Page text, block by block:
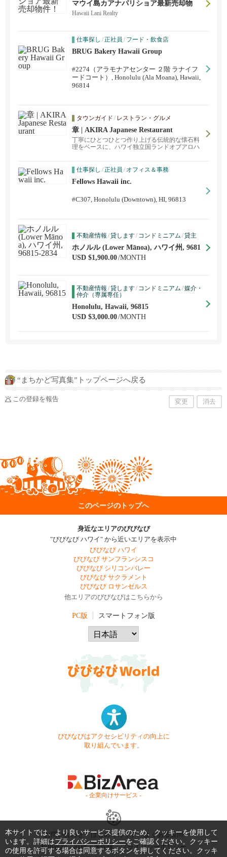
マウイ島カアナパリショア最新売却物
件！
Hawaii Lani Realty
仕事探し /正社員 / フード・飲食店
BRUG Bakery Hawaii Group
#2274（アラモナアセンター ２階 ラナイフ
ードコート）, Honolulu (Ala Moana), Hawaii,
96814
タウンガイド / レストラン・グルメ
章 | AKIRA Japanese Restaurant
丁寧にひとつひとつ作り上げる伝統的な懐石料
理をベースに、ハワイ独立国ランドオブアロハ
ます。
仕事探し /正社員 / オフィス＆事務
Fellows Hawaii inc.
#C307, Honolulu (Downtown), HI, 96813
不動産情報 /貸します/ コンドミニアム /貸主
ホノルル (Lower Mānoa), ハワイ州, 9681
5-2834
USD $1,900.00/MONTH
不動産情報 /貸します/ コンドミニアム /媒介・
仲介（専属専任）
Honolulu, Hawaii, 96815
USD $3,000.00/MONTH
“まちかど写真集”トップページへ戻る
この登録を報告 変更 消去
このページのトップへ
身近なエリアのびびなび
"びびなび ハワイ" から近いエリアを表示中
びびなび ハワイ
びびなび サンフランシスコ
びびなび シリコンバレー
びびなび サクラメント
びびなび ロサンゼルス
他エリアのびびなびはこちらから
PC版 スマートフォン版
びびなびはアクセシビリティの向上に
取り組んでいます。
- 企業向けサービス -
お問い合わせ はじめてガイド
よくある質問
利用規約
商標・著作権 プライバシーポリシー
本サイトでは、より良いサービス提供のため、クッキーを使用して
います。詳細はプライバシーポリシーをご確認ください。クッキー
の使用を許可する場合は同意するボタンを押してください。クッキ